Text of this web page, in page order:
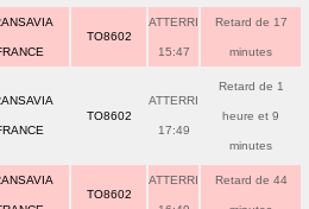
TO8602
ATTERRI
15:47
Retard de 17
minutes
TO8602
ATTERRI
17:49
Retard de 1
heure et 9
minutes
TO8602
ATTERRI Retard de 44